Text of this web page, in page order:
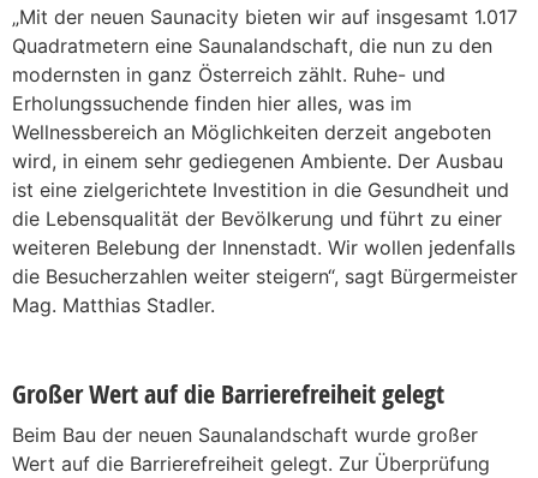
„Mit der neuen Saunacity bieten wir auf insgesamt 1.017
Quadratmetern eine Saunalandschaft, die nun zu den
modernsten in ganz Österreich zählt. Ruhe- und
Erholungssuchende finden hier alles, was im
Wellnessbereich an Möglichkeiten derzeit angeboten
wird, in einem sehr gediegenen Ambiente. Der Ausbau
ist eine zielgerichtete Investition in die Gesundheit und
die Lebensqualität der Bevölkerung und führt zu einer
weiteren Belebung der Innenstadt. Wir wollen jedenfalls
die Besucherzahlen weiter steigern“, sagt Bürgermeister
Mag. Matthias Stadler.
Großer Wert auf die Barrierefreiheit gelegt
Beim Bau der neuen Saunalandschaft wurde großer
Wert auf die Barrierefreiheit gelegt. Zur Überprüfung